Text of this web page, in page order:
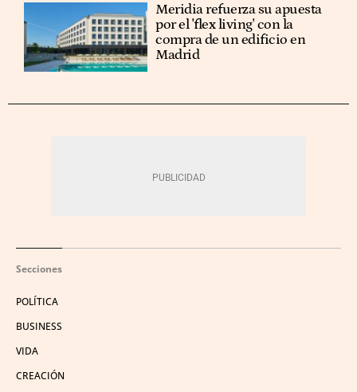
Meridia refuerza su apuesta
por el 'flex living' con la
compra de un edificio en
Madrid
Secciones
POLÍTICA
BUSINESS
VIDA
CREACIÓN